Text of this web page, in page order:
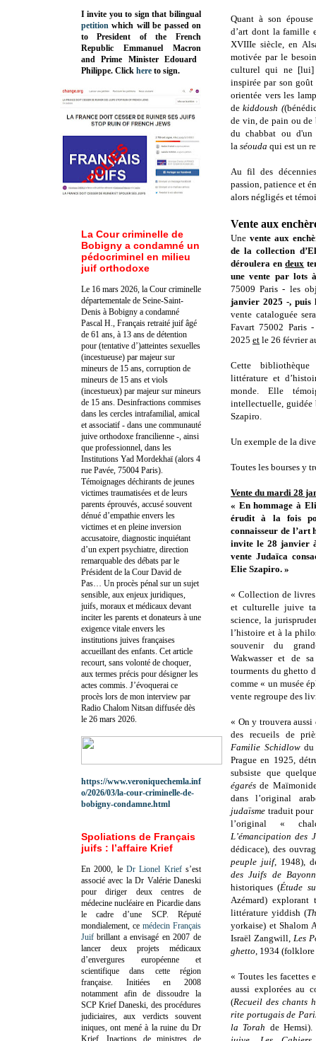
Quant à son
d’art dont la famille
XVIIIe siècle, en
motivée par le
culturel qui ne [lui]
inspirée par son
orientée vers les
dekiddoush (
de vin, de pain ou
du chabbat ou
la séouda qui est un
Au fil des
passion, patience et
alors négligés et
Vente aux
Une vente aux
dela collection
déroulera endeux
une vente par lots
75009 Paris - les
janvier 2025 -,
vente cataloguée
Favart 75002 Paris-
2025 et le 26 février
Cette
littérature et
monde. Elle
intellectuelle, guidée
Szapiro.
Un exemple de la
Toutes les bourses y
Vente du mardi 28
« En hommage à
érudit à la fois
connaisseur de l’art
invite le 28 janvier
vente Judaïca
Elie Szapiro. »
« Collection de livres
et culturelle juive
science, la
l’histoire et à la
souvenir du
Wakwasser et de
tourments du ghetto
comme « un musée
vente regroupe des
« On y trouvera aussi
des recueils de
Familie Schidlowdu
Prague en 1925,
subsiste que
égarés de
dans l’original
judaïsme traduit pour
l’original «
L’émancipation des
dédicace), des
peuple juif, 1948),
des Juifs de
historiques (Étude
Azémard)
littérature yiddish (
yorkaise) et Shalom
Israël Zangwill, Les
ghetto, 1934
« Toutes les facettes
aussi explorées au
(Recueil des chants
rite portugais de
la Torah de Hemsi).
I invite you to sign that bilingual
petition which will be passed on
to President of the French
Republic Emmanuel Macron
and Prime MinisterEdouard
Philippe. Click here to sign.
La Cour criminelle de
Bobigny a condamné un
pédocriminel en milieu
juif orthodoxe
Le 16 mars 2026, la Cour criminelle
départementale de Seine-Saint-
Denis à Bobigny a condamné
Pascal H., Français retraité juif âgé
de 61 ans, à 13 ans de détention
pour (tentative d’)atteintes sexuelles
(incestueuse) par majeur sur
mineurs de 15 ans, corruption de
mineurs de 15 ans et viols
(incestueux) par majeur sur mineurs
de 15 ans. Desinfractions commises
dans les cercles intrafamilial, amical
et associatif - dans une communauté
juive orthodoxe francilienne -, ainsi
que professionnel, dans les
Institutions Yad Mordekhaï (alors 4
rue Pavée, 75004 Paris).
Témoignages déchirants de jeunes
victimes traumatisées et de leurs
parents éprouvés, accusé souvent
dénué d’empathie envers les
victimes et en pleine inversion
accusatoire, diagnostic inquiétant
d’un expert psychiatre, direction
remarquable des débats par le
Président de la Cour David de
Pas… Un procès pénal sur un sujet
sensible, aux enjeux juridiques,
juifs, moraux et médicaux devant
inciter les parents et donateurs à une
exigence vitale envers les
institutions juives françaises
accueillant des enfants. Cet article
recourt, sans volonté de choquer,
aux termes précis pour désigner les
actes commis. J’évoquerai ce
procès lors de mon interview par
Radio Chalom Nitsan diffusée dès
le 26 mars 2026.
https://www.veroniquechemla.inf
o/2026/03/la-cour-criminelle-de-
bobigny-condamne.html
Spoliations de Français
juifs : l’affaire Krief
En 2000, le Dr Lionel Kriefs’est
associé avec la Dr Valérie Daneski
pour diriger deux centres de
médecine nucléaire en Picardie dans
le cadre d’une SCP. Réputé
mondialement, ce médecin Français
Juif brillant a envisagé en 2007 de
lancer deux projets médicaux
d’envergures européenne et
scientifique dans cette région
française. Initiées en 2008
notamment afin de dissoudre la
SCP Krief Daneski, des procédures
judiciaires, aux verdicts souvent
iniques, ont mené à la ruine du Dr
Krief.Inactions de ministres de